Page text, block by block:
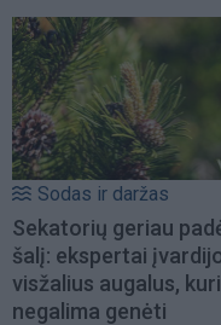
Sodas ir daržas
Sekatorių geriau
šalį: ekspertai
visžalius augalus,
negalima genėti